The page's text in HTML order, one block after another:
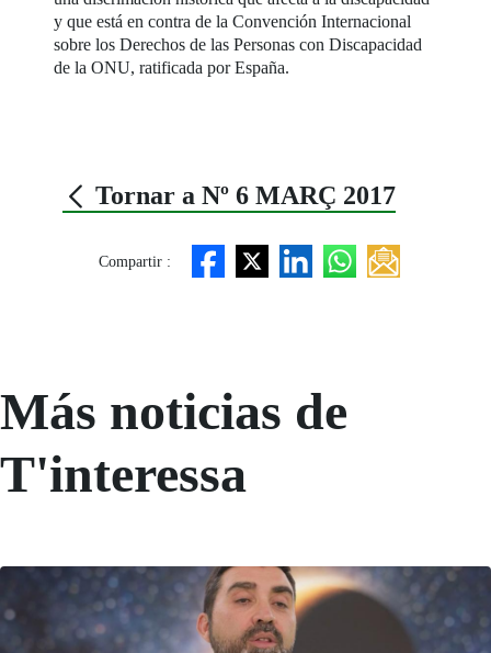
y que está en contra de la Convención Internacional
sobre los Derechos de las Personas con Discapacidad
de la ONU, ratificada por España.
Tornar a Nº 6 MARÇ 2017
Compartir :
Más noticias de
T'interessa